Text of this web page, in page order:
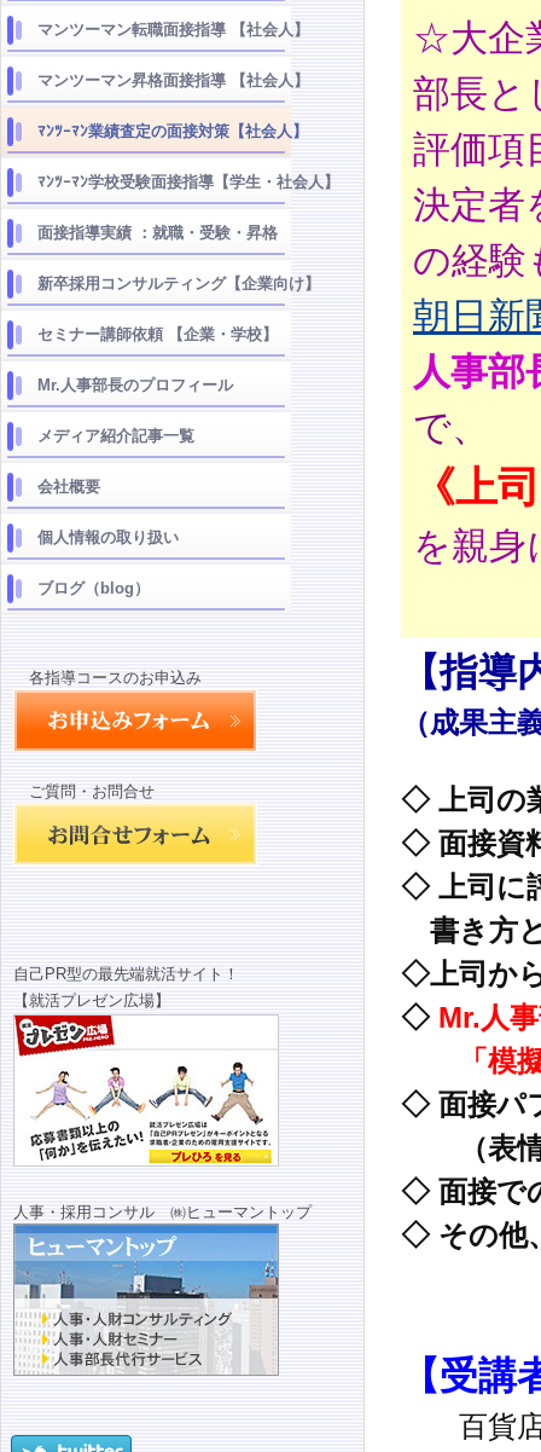
マンツーマン転職面接指導 【社会人】
マンツーマン昇格面接指導 【社会人】
ﾏﾝﾂｰﾏﾝ業績査定の面接対策【社会人】
ﾏﾝﾂｰﾏﾝ学校受験面接指導【学生・社会人】
面接指導実績 ：就職・受験・昇格
新卒採用コンサルティング【企業向け】
セミナー講師依頼 【企業・学校】
Mr.人事部長のプロフィール
メディア紹介記事一覧
会社概要
個人情報の取り扱い
ブログ（blog）
各指導コースのお申込み
ご質問・お問合せ
自己PR型の最先端就活サイト！
【就活プレゼン広場】
人事・採用コンサル ㈱ヒューマントップ
☆大企
部長と
評価項
決定者
の経験
朝日新
人事部
で、
《上
を親身
【指導
（成果主
◇ 上司の
◇ 面接資
◇ 上司に
書き方
◇上司か
◇ Mr.人
「模擬
◇ 面接パ
（表情
◇ 面接で
◇ その他
【受講
百貨店